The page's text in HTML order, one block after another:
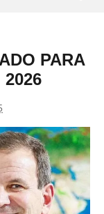
PARA
2026